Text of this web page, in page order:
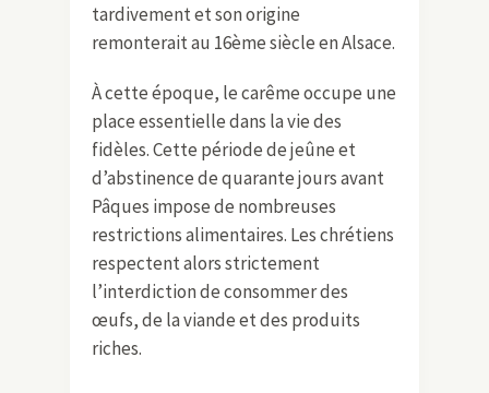
tardivement et son origine
remonterait au 16ème siècle en Alsace.
À cette époque, le carême occupe une
place essentielle dans la vie des
fidèles. Cette période de jeûne et
d’abstinence de quarante jours avant
Pâques impose de nombreuses
restrictions alimentaires. Les chrétiens
respectent alors strictement
l’interdiction de consommer des
œufs, de la viande et des produits
riches.